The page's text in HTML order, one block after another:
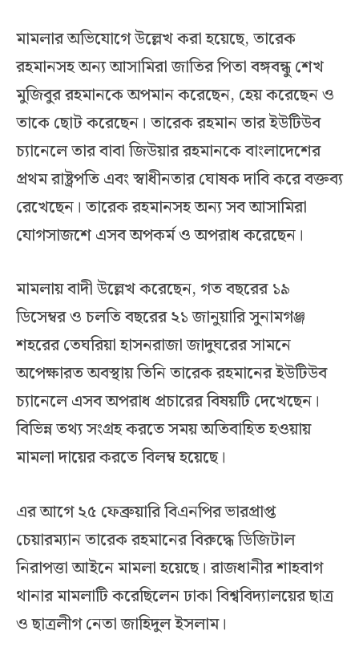
মামলার অভিযোগে উল্লেখ করা হয়েছে, তারেক
রহমানসহ অন্য আসামিরা জাতির পিতা বঙ্গবন্ধু শেখ
মুজিবুর রহমানকে অপমান করেছেন, হেয় করেছেন ও
তাকে ছোট করেছেন। তারেক রহমান তার ইউটিউব
চ্যানেলে তার বাবা জিউয়ার রহমানকে বাংলাদেশের
প্রথম রাষ্ট্রপতি এবং স্বাধীনতার ঘোষক দাবি করে বক্তব্য
রেখেছেন। তারেক রহমানসহ অন্য সব আসামিরা
যোগসাজশে এসব অপকর্ম ও অপরাধ করেছেন।
মামলায় বাদী উল্লেখ করেছেন, গত বছরের ১৯
ডিসেম্বর ও চলতি বছরের ২১ জানুয়ারি সুনামগঞ্জ
শহরের তেঘরিয়া হাসনরাজা জাদুঘরের সামনে
অপেক্ষারত অবস্থায় তিনি তারেক রহমানের ইউটিউব
চ্যানেলে এসব অপরাধ প্রচারের বিষয়টি দেখেছেন।
বিভিন্ন তথ্য সংগ্রহ করতে সময় অতিবাহিত হওয়ায়
মামলা দায়ের করতে বিলম্ব হয়েছে।
এর আগে ২৫ ফেব্রুয়ারি বিএনপির ভারপ্রাপ্ত
চেয়ারম্যান তারেক রহমানের বিরুদ্ধে ডিজিটাল
নিরাপত্তা আইনে মামলা হয়েছে। রাজধানীর শাহবাগ
থানার মামলাটি করেছিলেন ঢাকা বিশ্ববিদ্যালয়ের ছাত্র
ও ছাত্রলীগ নেতা জাহিদুল ইসলাম।